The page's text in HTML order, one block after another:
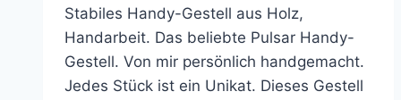
Stabiles Handy-Gestell aus Holz,
Handarbeit. Das beliebte Pulsar Handy-
Gestell. Von mir persönlich handgemacht.
Jedes Stück ist ein Unikat. Dieses Gestell